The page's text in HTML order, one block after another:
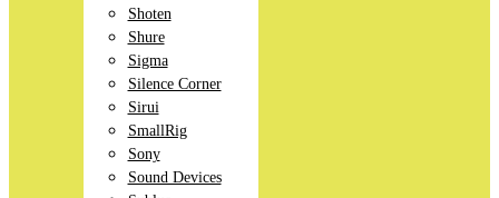
Shoten
Shure
Sigma
Silence Corner
Sirui
SmallRig
Sony
Sound Devices